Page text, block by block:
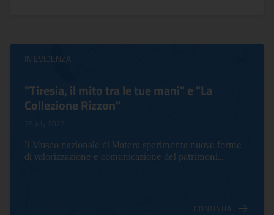
IN EVIDENZA
"Tiresia, il mito tra le tue mani" e "La
Collezione Rizzon"
28 July 2022
Il Museo nazionale di Matera sperimenta nuove forme
di valorizzazione e comunicazione del patrimoni...
CONTINUA